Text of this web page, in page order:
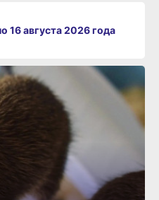
16 августа 2026 года